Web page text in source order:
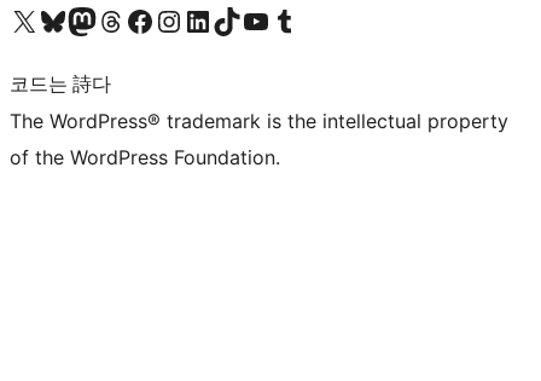
X(이전 트위터) 계정 방문하기블루스카이 계정 방문하기마스토돈 계정 방문하기스레드 계정 방문하기 페이스북 페이지 방문하기인스타그램 계정 방문하기 LinkedIn 계정 방문하기틱톡 계정 방문하기유튜브 채널 방문하기 텀블러 계정 방문하기
코드는 詩다
The WordPress® trademark is the intellectual property
of the WordPress Foundation.